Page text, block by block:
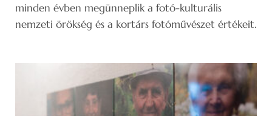
minden évben megünneplik a fotó-kulturális
nemzeti örökség és a kortárs fotóművészet értékeit.